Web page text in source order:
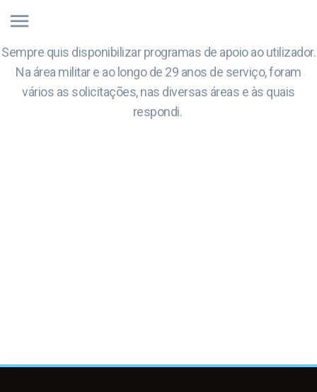
Sempre quis disponibilizar programas de apoio ao utilizador.
Na área militar e ao longo de 29 anos de serviço, foram
vários as solicitações, nas diversas áreas e às quais
respondi.